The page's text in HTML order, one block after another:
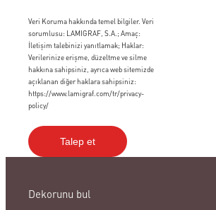
Veri Koruma hakkında temel bilgiler. Veri
sorumlusu: LAMIGRAF, S.A.; Amaç:
İletişim talebinizi yanıtlamak; Haklar:
Verilerinize erişme, düzeltme ve silme
hakkına sahipsiniz, ayrıca web sitemizde
açıklanan diğer haklara sahipsiniz:
https://www.lamigraf.com/tr/privacy-
policy/
Dekorunu bul